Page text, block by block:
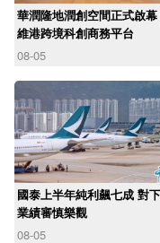
華潤隆地潤創空間正式啟
維港跨境科創商務平台
08-05
國泰上半年純利飆七成 對
業績審慎樂觀
08-05